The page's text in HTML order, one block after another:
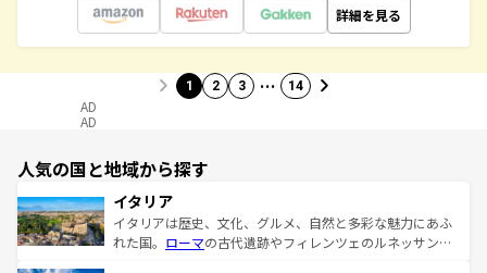
詳細を見る
1 2 3 … 14
AD
AD
人気の国と地域から探す
イタリア
イタリアは歴史、文化、グルメ、自然と多彩な魅力にあふ
れた国。 ローマの古代遺跡やフィレンツェのルネッサンス